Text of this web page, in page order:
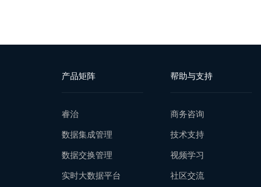
产品矩阵
睿治
数据集成管理
数据交换管理
实时大数据平台
帮助与支持
商务咨询
技术支持
视频学习
社区交流